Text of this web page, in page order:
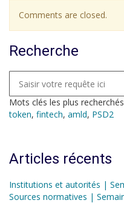
Comments are closed.
Recherche
Mots clés les plus
token, fintech, amld, PSD2
Articles récents
Institutions et autorités |
Sources normatives |